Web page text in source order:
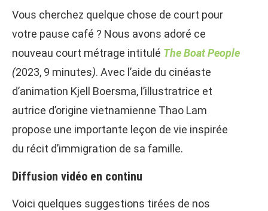
Vous cherchez quelque chose de court pour
votre pause café ? Nous avons adoré ce
nouveau court métrage intitulé The Boat People
(2023, 9 minutes). Avec l’aide du cinéaste
d’animation Kjell Boersma, l’illustratrice et
autrice d’origine vietnamienne Thao Lam
propose une importante leçon de vie inspirée
du récit d’immigration de sa famille.
Diffusion vidéo en continu
Voici quelques suggestions tirées de nos